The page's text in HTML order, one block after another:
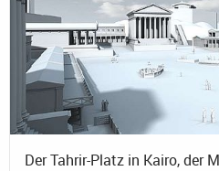
Der Tahrir-Platz in Kairo, der